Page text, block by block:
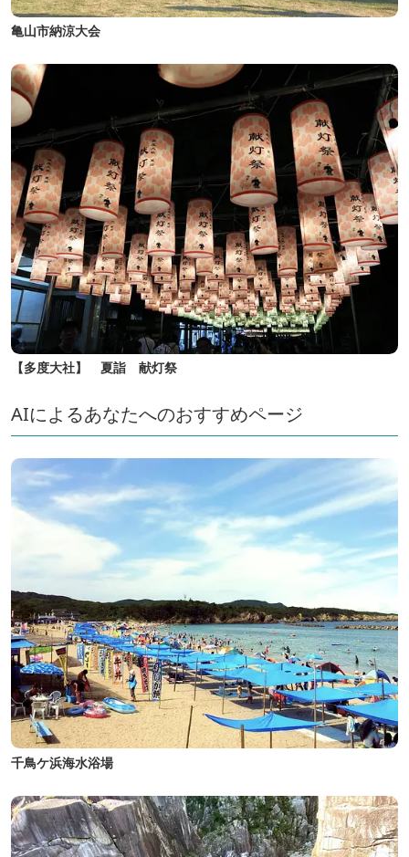
亀山市納涼大会
【多度大社】 夏詣 献灯祭
AIによるあなたへのおすすめページ
千鳥ケ浜海水浴場